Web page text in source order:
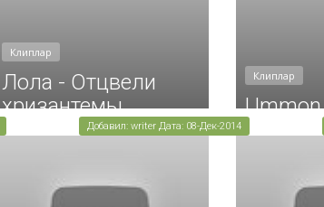
Клиплар
Лола - Отцвели
хризантемы
Клиплар
Добавил: writer Дата: 08-Дек-2014